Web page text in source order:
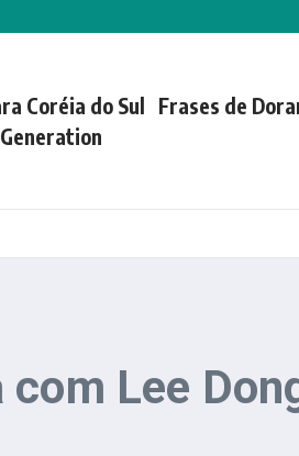
Coréia do Sul Frases de
Lee